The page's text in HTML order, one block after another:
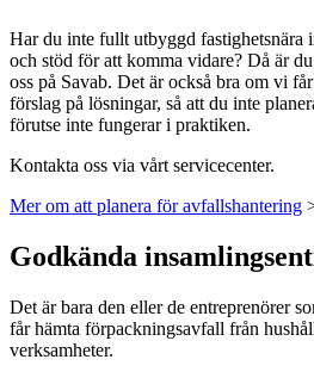
Har du inte fullt utbyggd fastighetsnära
och stöd för att komma vidare? Då är
oss på Savab. Det är också bra om vi
förslag på lösningar, så att du inte
förutse inte fungerar i praktiken.
Kontakta oss via vårt servicecenter.
Mer om att planera för avfallshantering
Godkända
Det är bara den eller de entreprenörer
får hämta förpackningsavfall från
verksamheter.